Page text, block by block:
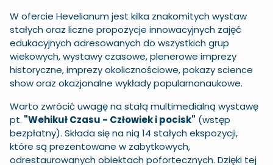
W ofercie Hevelianum jest kilka znakomitych wystaw
stałych oraz liczne propozycje innowacyjnych zajęć
edukacyjnych adresowanych do wszystkich grup
wiekowych, wystawy czasowe, plenerowe imprezy
historyczne, imprezy okolicznościowe, pokazy science
show oraz okazjonalne wykłady popularnonaukowe.
Warto zwrócić uwagę na stałą multimedialną wystawę
pt. "Wehikuł Czasu - Człowiek i pocisk" (wstęp
bezpłatny). Składa się na nią 14 stałych ekspozycji,
które są prezentowane w zabytkowych,
odrestaurowanych obiektach pofortecznych. Dzięki tej